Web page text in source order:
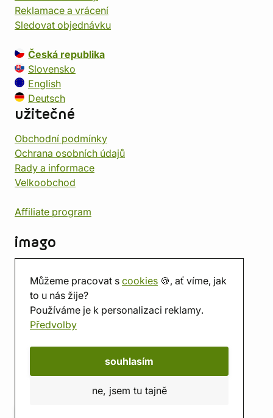
Můžeme pracovat s cookies 🍪, ať víme, jak
to u nás žije?
Používáme je k personalizaci reklamy.
Předvolby
souhlasím
ne, jsem tu tajně
Reklamace a vrácení
Sledovat objednávku
Česká republika
Slovensko
English
Deutsch
užitečné
Obchodní podmínky
Ochrana osobních údajů
Rady a informace
Velkoobchod
Affiliate program
imago
Prodejna
Herna
O nás
Hodnocení obchodu